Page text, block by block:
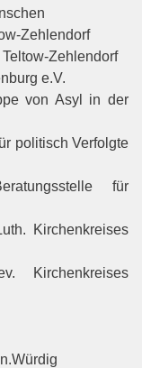
Zehlendorf
Zehlendorf
e.V.
von Asyl in der
politisch Verfolgte
für
Kirchenkreises
Kirchenkreises